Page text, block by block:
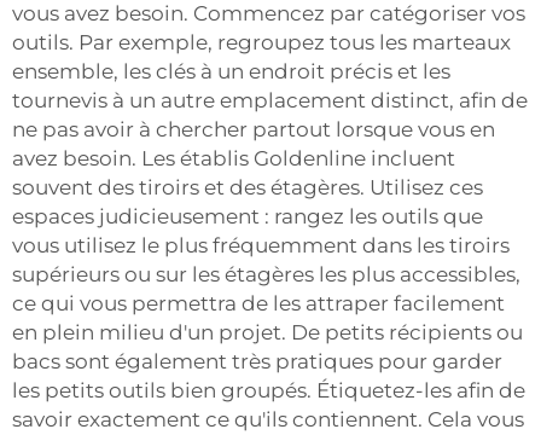
vous avez besoin. Commencez par catégoriser vos
outils. Par exemple, regroupez tous les marteaux
ensemble, les clés à un endroit précis et les
tournevis à un autre emplacement distinct, afin de
ne pas avoir à chercher partout lorsque vous en
avez besoin. Les établis Goldenline incluent
souvent des tiroirs et des étagères. Utilisez ces
espaces judicieusement : rangez les outils que
vous utilisez le plus fréquemment dans les tiroirs
supérieurs ou sur les étagères les plus accessibles,
ce qui vous permettra de les attraper facilement
en plein milieu d'un projet. De petits récipients ou
bacs sont également très pratiques pour garder
les petits outils bien groupés. Étiquetez-les afin de
savoir exactement ce qu'ils contiennent. Cela vous